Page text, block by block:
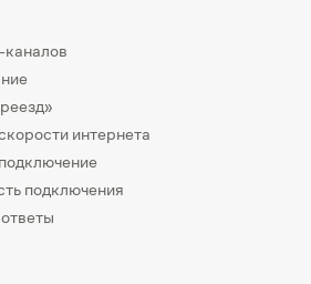
интернета
подключения